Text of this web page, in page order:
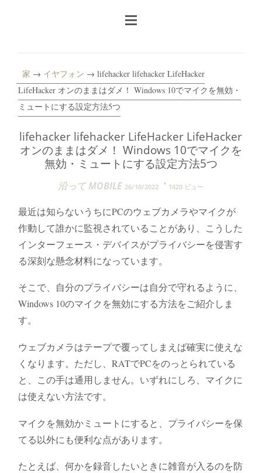
家 → イヤフォン → lifehacker lifehacker LifeHacker
LifeHacker オンのままはダメ！ Windows 10でマイクを無効・
ミュートにする設定方法5つ
lifehacker lifehacker LifeHacker LifeHacker
オンのままはダメ！ Windows 10でマイクを
無効・ミュートにする設定方法5つ
沿って MOBILE 26/10/2022 1420 ビュー
最近は知らないうちにPCのウェブカメラやマイクが
作動して誰かに監視されていることがあり、こうした
インターフェース・デバイスがプライバシーを侵害す
る深刻な懸念材料になっています。
そこで、自分のプライバシーは自分で守れるように、
Windows 10のマイクを無効にする方法をご紹介しま
す。
ウェブカメラはテープで覆ってしまえば確実に使えな
くなります。ただし、RATでPCをのっとられている
と、この手は通用しません。いずれにしろ、マイクに
は使えない方法です。
マイクを無効かミュートにすると、プライバシーを保
てる以外にも便利な点があります。
たとえば、何かを録音したいときに雑音が入るのを防